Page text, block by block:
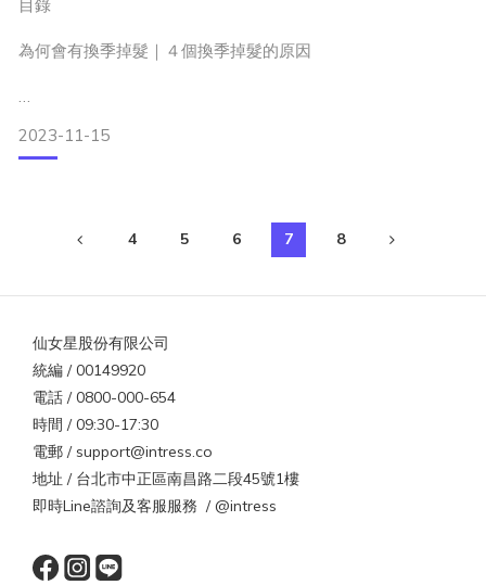
青春，我們總以為是永駐的，總希望它不會跟著歲月流逝，會
落髮，我們從沒想過它會闖入我們的生活，像小偷般劫走我們
目錄
為何會有換季掉髮｜４個換季掉髮的原因
免疫系統失調
飲食習慣的改變
如何辨別換季掉髮與非換季掉髮的原因？
非換季掉髮常見的3種情況
如何改善掉髮現象｜對抗掉髮的3個日常習慣
定期護髮
營養補給
2023-11-15
4 5 6 7 8
仙女星股份有限公司
統編 / 00149920
電話 / 0800-000-654
時間 / 09:30-17:30
電郵 / support@intress.co
地址 / 台北市中正區南昌路二段45號1樓
即時Line諮詢及客服服務 / @intress